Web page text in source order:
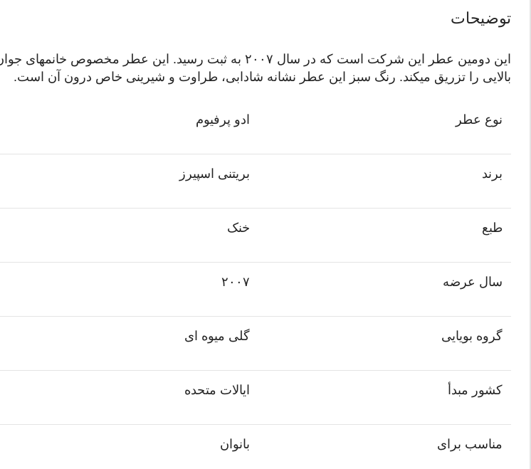
توضیحات
این دومین عطر این شرکت است که در سال ۲۰۰۷ به ثبت رسید.
بالایی را تزریق میکند. رنگ سبز این عطر نشانه شادابی، طراوت و شیرینی خاص درون آن است.
نوع عطر ادو پرفیوم
برند بریتنی اسپیرز
طبع خنک
سال عرضه ۲۰۰۷
گروه بویایی گلی میوه ای
کشور مبدأ ایالات متحده
مناسب برای بانوان